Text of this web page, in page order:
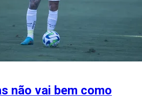
não vai bem como